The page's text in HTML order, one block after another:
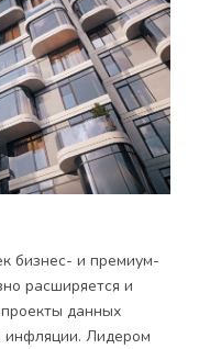
бизнес- и премиум-
расширяется и
данных
инфляции. Лидером